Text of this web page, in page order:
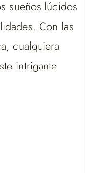
sueños lúcidos
Con las
cualquiera
intrigante